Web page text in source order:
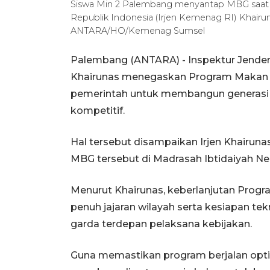
Siswa Min 2 Palembang menyantap MBG
Republik Indonesia (Irjen Kemenag RI)
ANTARA/HO/Kemenag Sumsel
Palembang (ANTARA) - Inspektur
Khairunas menegaskan Program
pemerintah untuk membangun
kompetitif.
Hal tersebut disampaikan Irjen
MBG tersebut di Madrasah Ibtidaiyah
Menurut Khairunas, keberlanjutan
penuh jajaran wilayah serta kesiapan
garda terdepan pelaksana kebijakan.
Guna memastikan program berjalan